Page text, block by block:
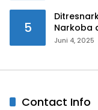
5
Narkoba
Juni 4, 2025
Contact Info